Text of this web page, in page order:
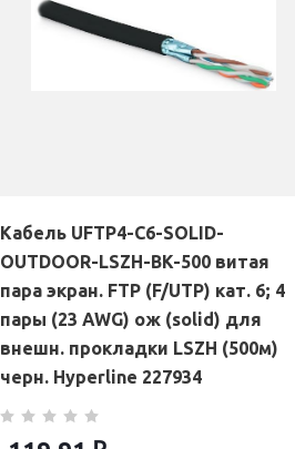
Кабель UFTP4-C6-SOLID-
OUTDOOR-LSZH-BK-500 витая
пара экран. FTP (F/UTP) кат. 6; 4
пары (23 AWG) ож (solid) для
внешн. прокладки LSZH (500м)
черн. Hyperline 227934